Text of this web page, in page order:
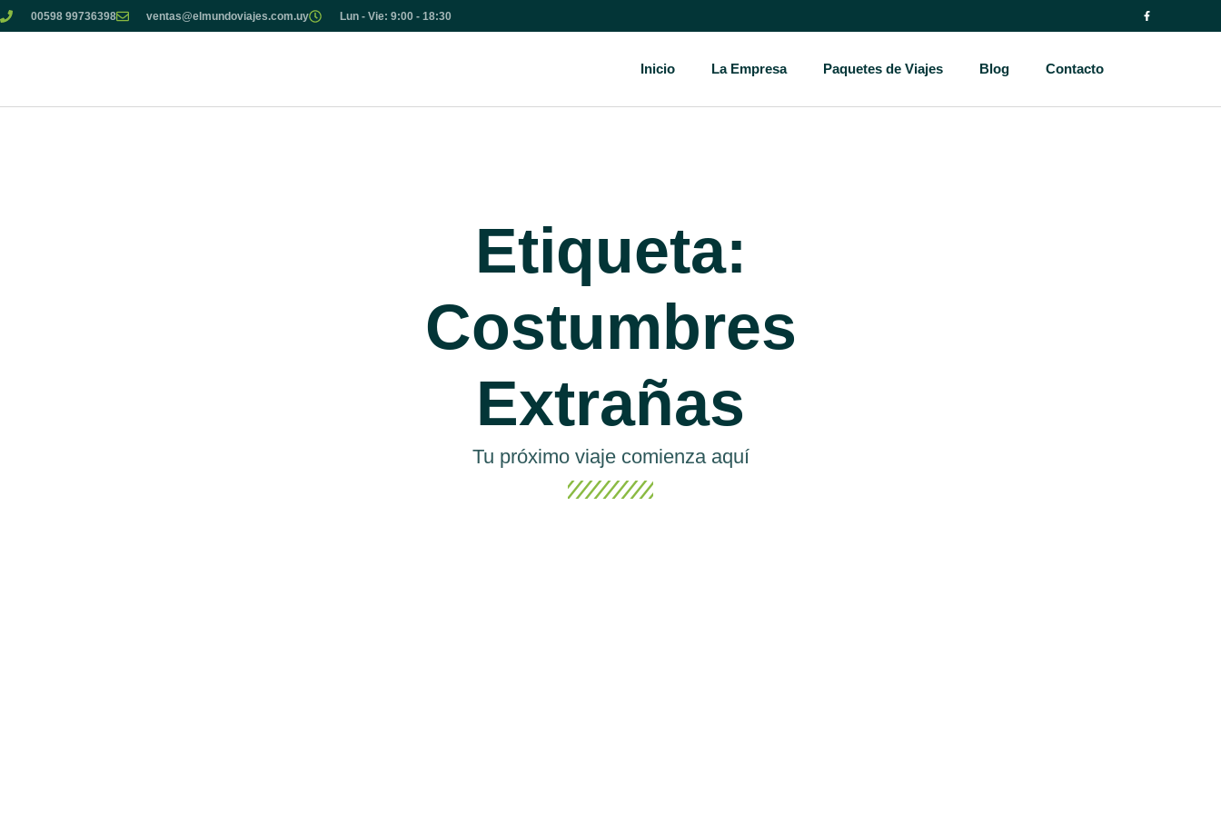
00598 99736398 ventas@elmundoviajes.com.uy Lun - Vie: 9:00 - 18:30
Inicio La Empresa Paquetes de Viajes Blog Contacto
Etiqueta:
Costumbres
Extrañas
Tu próximo viaje comienza aquí